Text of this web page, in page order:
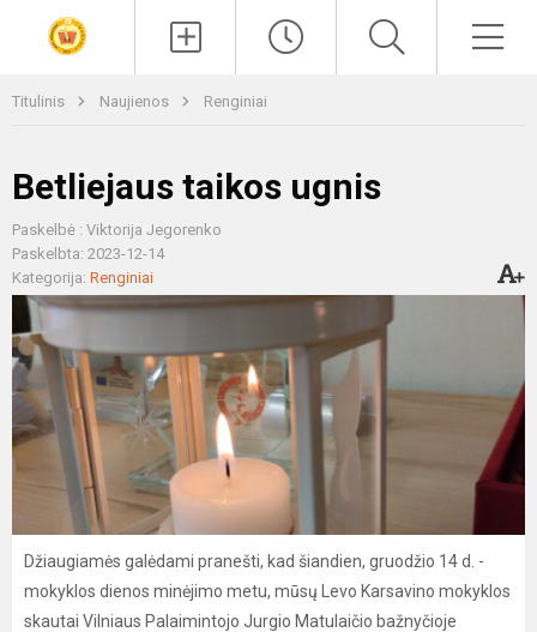
Titulinis Naujienos Renginiai
Betliejaus taikos ugnis
Paskelbė : Viktorija Jegorenko
Paskelbta: 2023-12-14
Kategorija: Renginiai
Džiaugiamės galėdami pranešti, kad šiandien, gruodžio 14 d. -
mokyklos dienos minėjimo metu, mūsų Levo Karsavino mokyklos
skautai Vilniaus Palaimintojo Jurgio Matulaičio bažnyčioje